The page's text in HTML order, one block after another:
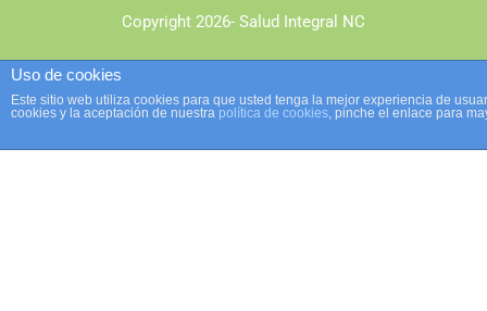
Copyright 2026- Salud Integral NC
Uso de cookies
Este sitio web utiliza cookies para que usted tenga la mejor experiencia de
cookies y la aceptación de nuestra política de cookies, pinche el enlace para